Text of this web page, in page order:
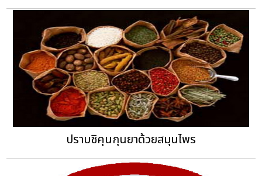
ปราบชิคุนกุนยาด้วยสมุนไพร